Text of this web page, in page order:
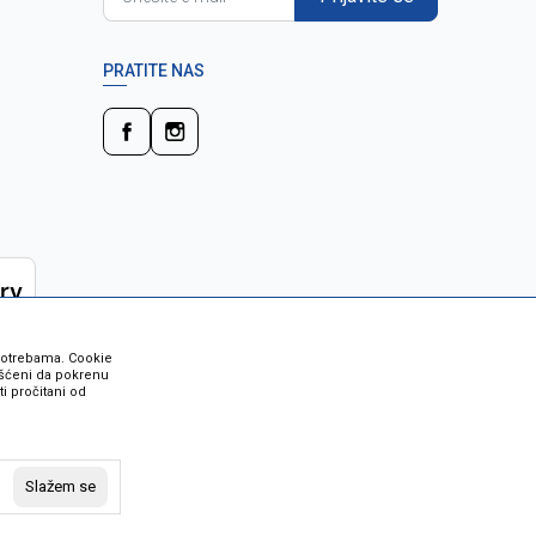
PRATITE NAS
Cookie
da pokrenu
pročitani od
Slažem se